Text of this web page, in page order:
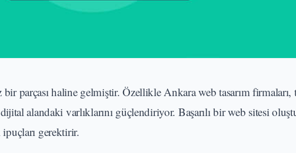
bir parçası haline gelmiştir. Özellikle Ankara web tasarım
alandaki varlıklarını güçlendiriyor. Başarılı bir web sitesi
gerektirir.